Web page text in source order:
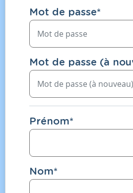
Mot de passe*
Mot de passe (à
Prénom*
Nom*